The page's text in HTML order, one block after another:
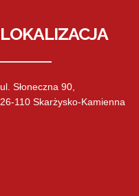
LOKALIZACJA
ul. Słoneczna 90,
26-110 Skarżysko-Kamienna